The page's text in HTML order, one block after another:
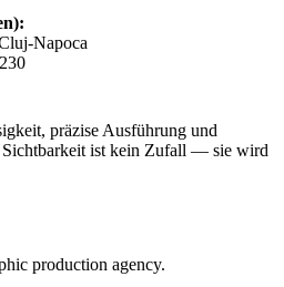
Napoca
präzise Ausführung und
ist kein Zufall — sie wird
production agency.